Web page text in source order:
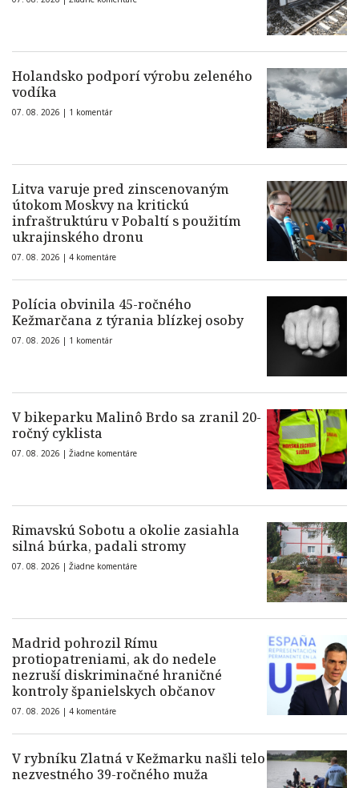
Holandsko podporí výrobu zeleného
vodíka
07. 08. 2026 | 1 komentár
Litva varuje pred zinscenovaným
útokom Moskvy na kritickú
infraštruktúru v Pobaltí s použitím
ukrajinského dronu
07. 08. 2026 | 4 komentáre
Polícia obvinila 45-ročného
Kežmarčana z týrania blízkej osoby
07. 08. 2026 | 1 komentár
V bikeparku Malinô Brdo sa zranil 20-
ročný cyklista
07. 08. 2026 | Žiadne komentáre
Rimavskú Sobotu a okolie zasiahla
silná búrka, padali stromy
07. 08. 2026 | Žiadne komentáre
Madrid pohrozil Rímu
protiopatreniami, ak do nedele
nezruší diskriminačné hraničné
kontroly španielskych občanov
07. 08. 2026 | 4 komentáre
V rybníku Zlatná v Kežmarku našli telo
nezvestného 39-ročného muža